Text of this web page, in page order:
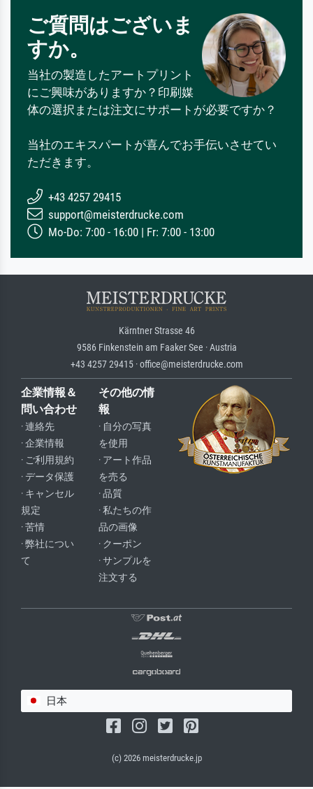
ご質問はございま
すか。
当社の製造したアートプリント
にご興味がありますか？印刷媒
体の選択または注文にサポートが必要ですか？
当社のエキスパートが喜んでお手伝いさせてい
ただきます。
+43 4257 29415
support@meisterdrucke.com
Mo-Do: 7:00 - 16:00 | Fr: 7:00 - 13:00
Kärntner Strasse 46
9586 Finkenstein am Faaker See · Austria
+43 4257 29415 · office@meisterdrucke.com
企業情報＆
問い合わせ
· 連絡先
· 企業情報
· ご利用規約
· データ保護
· キャンセル
規定
· 苦情
· 弊社につい
て
その他の情
報
· 自分の写真
を使用
· アート作品
を売る
· 品質
· 私たちの作
品の画像
· クーポン
· サンプルを
注文する
日本
(c) 2026 meisterdrucke.jp